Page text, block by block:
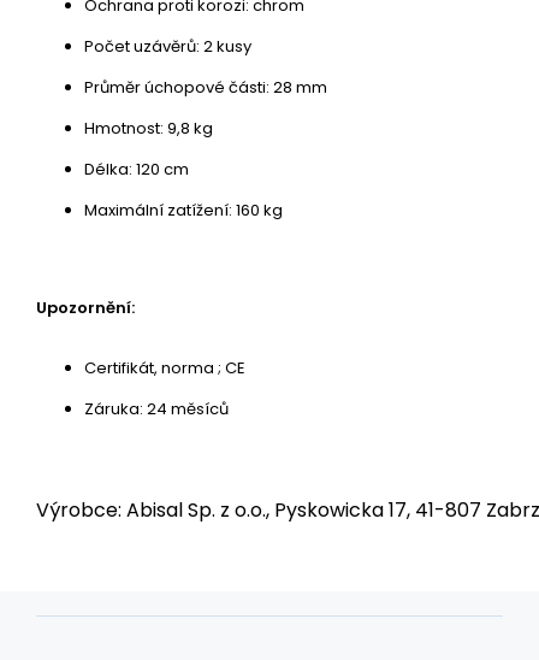
Ochrana proti korozi: chrom
Počet uzávěrů: 2 kusy
Průměr úchopové části: 28 mm
Hmotnost: 9,8 kg
Délka: 120 cm
Maximální zatížení: 160 kg
Upozornění:
Certifikát, norma ; CE
Záruka: 24 měsíců
Výrobce: Abisal Sp. z o.o., Pyskowicka 17, 41-807